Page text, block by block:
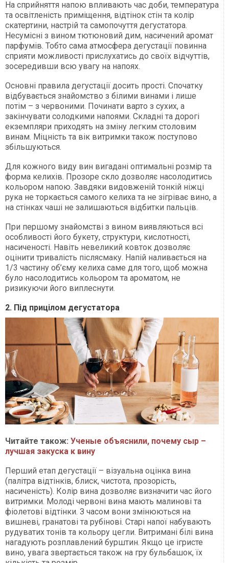
На сприйняття напою впливають час доби, температура
та освітленість приміщення, відтінок стін та колір
скатертини, настрій та самопочуття дегустатора.
Несумісні з вином тютюновий дим, насичений аромат
парфумів. Тобто сама атмосфера дегустації повинна
сприяти можливості прислухатись до своїх відчуттів,
зосередивши всю увагу на напоях.
Основні правила дегустації досить прості. Спочатку
відбувається знайомство з білими винами і лише
потім – з червоними. Починати варто з сухих, а
закінчувати солодкими напоями. Складні та дорогі
екземпляри приходять на зміну легким столовим
винам. Міцність та вік витримки також поступово
збільшуються.
Для кожного виду вин вигадані оптимальні розмір та
форма келихів. Прозоре скло дозволяє насолодитись
кольором напою. Завдяки видовженій тонкій ніжці
рука не торкається самого келиха та не зігріває вино, а
на стінках чаші не залишаються відбитки пальців.
При першому знайомстві з вином виявляються всі
особливості його букету, структури, кислотності,
насиченості. Навіть невеликий ковток дозволяє
оцінити тривалість післясмаку. Напій наливається на
1/3 частину об’єму келиха саме для того, щоб можна
було насолодитись кольором та ароматом, не
ризикуючи його виплеснути.
2. Під прицілом дегустатора
Читайте також: Ученые объяснили, почему сыр –
лучшая закуска к вину
Перший етап дегустації – візуальна оцінка вина
(палітра відтінків, блиск, чистота, прозорість,
насиченість). Колір вина дозволяє визначити час його
витримки. Молоді червоні вина мають малинові та
фіолетові відтінки. З часом вони змінюються на
вишневі, гранатові та рубінові. Старі напої набувають
рудуватих тонів та кольору цегли. Витримані білі вина
нагадують розплавлений бурштин. Якщо це ігристе
вино, увага звертається також на гру бульбашок, їх